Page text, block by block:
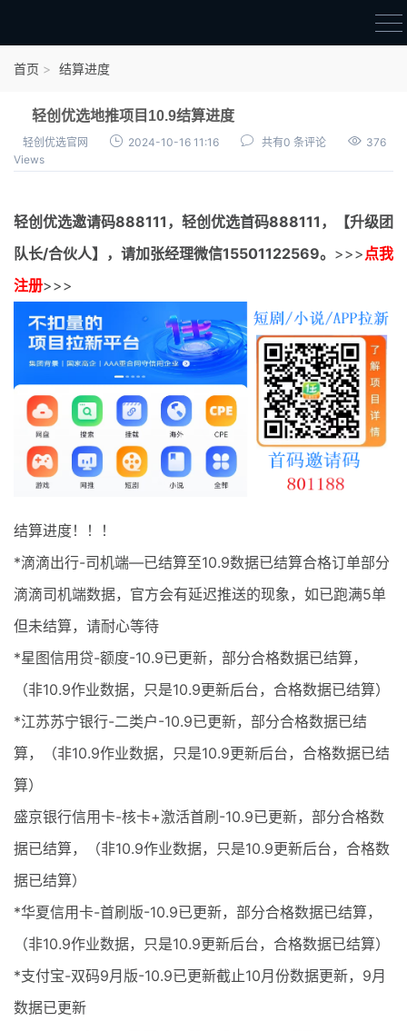
结算进度
团队长扶持
充场项目报价
无人直播
电商入门
最新通知
项目介绍
首页 结算进度
轻创优选地推项目10.9结算进度
轻创优选官网 2024-10-16 11:16 共有0 条评论
376
Views
轻创优选邀请码888111， 轻创优选首码888111，【升级团
队长/合伙人】，请加张经理微信15501122569。 >>>点我
注册>>>
结算进度！！！
*滴滴出行-司机端—已结算至10.9数据已结算合格订单部分
滴滴司机端数据，官方会有延迟推送的现象，如已跑满5单
但未结算，请耐心等待
*星图信用贷-额度-10.9已更新，部分合格数据已结算，
（非10.9作业数据，只是10.9更新后台，合格数据已结算）
*江苏苏宁银行-二类户-10.9已更新，部分合格数据已结
算，（非10.9作业数据，只是10.9更新后台，合格数据已结
算）
盛京银行信用卡-核卡+激活首刷-10.9已更新，部分合格数
据已结算，（非10.9作业数据，只是10.9更新后台，合格数
据已结算）
*华夏信用卡-首刷版-10.9已更新，部分合格数据已结算，
（非10.9作业数据，只是10.9更新后台，合格数据已结算）
*支付宝-双码9月版-10.9已更新截止10月份数据更新，9月
数据已更新